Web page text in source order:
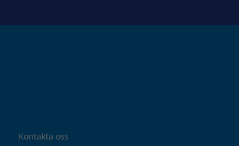
Kontakta oss